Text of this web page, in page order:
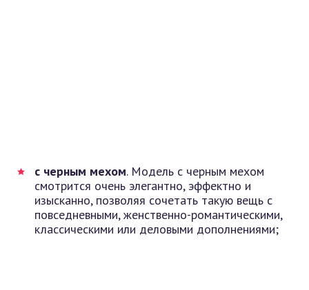
с черным мехом. Модель с черным мехом
смотрится очень элегантно, эффектно и
изысканно, позволяя сочетать такую вещь с
повседневными, женственно-романтическими,
классическими или деловыми дополнениями;